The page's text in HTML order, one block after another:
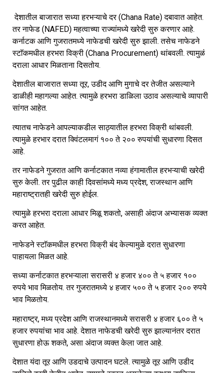
देशातील बाजारात सध्या हरभऱ्याचे दर (Chana Rate) दबावात आहेत.
तर नाफेड (NAFED) महत्वाच्या राज्यांमध्ये खरेदी सुरु करणार आहे.
कर्नाटक आणि गुजरातमध्ये नाफेडची खरेदी सुरु झाली. तसेच नाफेडने
स्टाॅकमधील हरभरा विक्री (Chana Procurement) थांबवली. त्यामुळं
दराला आधार मिळताना दिसतोय.
देशातील बाजारात सध्या तूर, उडीद आणि मुगाचे दर तेजीत असल्याने
डाळीही महागल्या आहेत. त्यामुळे हरभरा डाळिला उठाव असल्याचे व्यापारी
सांगत आहेत.
त्यातच नाफेडने आपल्याकडील साठ्यातील हरभरा विक्री थांबवली.
त्यामुळे हरभार दरात क्विंटलमागं १०० ते २०० रुपयांची सुधारणा दिसत
आहे.
तर नाफेडने गुजरात आणि कर्नाटकात नव्या हंगामातील हरभऱ्याची खरेदी
सुरु केली. तर पुढील काही दिवसांमध्ये मध्य प्रदेश, राजस्थान आणि
महाराष्ट्रातही खरेदी सुरु होईल.
त्यामुळे हरभरा दराला आधार मिळू शकतो, असाही अंदाज अभ्यासक व्यक्त
करत आहेत.
नाफेडने स्टाॅकमधील हरभरा विक्री बंद केल्यामुळे दरात सुधारणा
पाहायला मिळत आहे.
सध्या कर्नाटकात हरभऱ्याला सरासरी ४ हजार ४०० ते ५ हजार १००
रुपये भाव मिळतोय. तर गुजरातमध्ये ४ हजार ५०० ते ५ हजार २०० रुपये
भाव मिळतोय.
महाराष्ट्र, मध्य प्रदेश आणि राजस्थानमध्ये सरासरी ४ हजार ६०० ते ५
हजार रुपयांचा भाव आहे. देशात नाफेडची खरेदी सुरु झाल्यानंतर दरात
सुधारणा होऊ शकते, असा अंदाज व्यक्त केला जात आहे.
देशात यंदा तूर आणि उडदाचे उत्पादन घटले. त्यामुळे तूर आणि उडीद